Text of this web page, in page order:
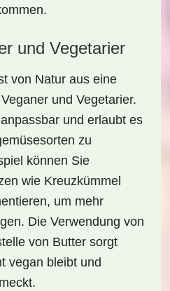
und Vegetarier
von Natur aus eine
und Vegetarier.
und erlaubt es
zu
können Sie
wie Kreuzkümmel
um mehr
Die Verwendung von
von Butter sorgt
vegan bleibt und